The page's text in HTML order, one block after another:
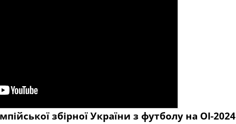
збірної України з футболу на ОІ-2024